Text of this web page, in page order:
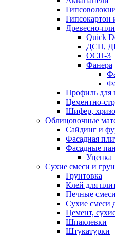
Древесно-
Quick
ДСП,
ОСП-3
Фанера
Профиль для
Цементно-
Шифер,
Облицовочные
Сайдинг и
Фасадная
Фасадные
Уценка
Сухие смеси и
Грунтовка
Клей для
Печные смеси
Сухие смеси
Цемент,
Шпаклевки
Штукатурки